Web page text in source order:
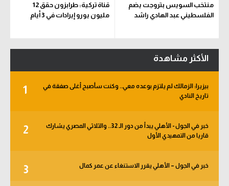
منتخب السويس بتروجت يضم
الفلسطيني عبد الهادي راشد
قناة تركية: طرابزون حقق 12
مليون يورو إيرادات في 3 أيام
الأكثر مشاهدة
1
بيزيرا: الزمالك لم يلتزم بوعده معي.. وكنت سأصبح أغلى صفقة في
تاريخ النادي
2
خبر في الجول - الأهلي يبدأ من دور الـ 32.. والثلاثي المصري يشارك
قاريا من التمهيدي الأول
3 خبر في الجول – الأهلي يقرر الاستنغاء عن عمر كمال